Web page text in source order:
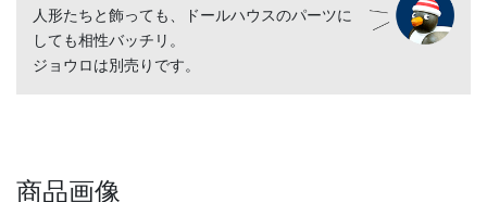
人形たちと飾っても、ドールハウスのパーツに
しても相性バッチリ。
ジョウロは別売りです。
商品画像